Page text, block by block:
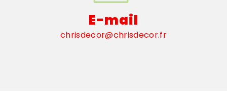
E-mail
chrisdecor@chrisdecor.fr